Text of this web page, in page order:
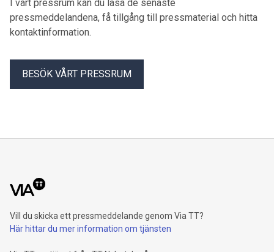
I vårt pressrum kan du läsa de senaste
pressmeddelandena, få tillgång till pressmaterial och hitta
kontaktinformation.
BESÖK VÅRT PRESSRUM
Vill du skicka ett pressmeddelande genom Via TT?
Här hittar du mer information om tjänsten